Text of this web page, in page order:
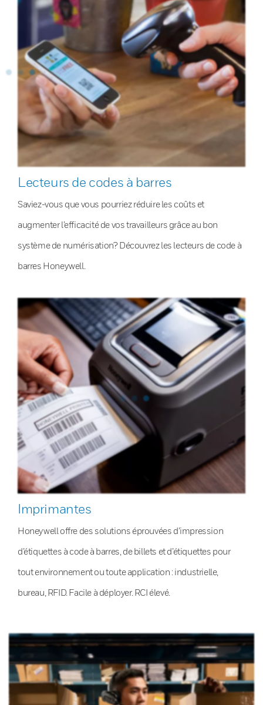
Lecteurs de codes à barres
Saviez-vous que vous pourriez réduire les coûts et
augmenter l’efficacité de vos travailleurs grâce au bon
système de numérisation? Découvrez les lecteurs de code à
barres Honeywell.
Imprimantes
Honeywell offre des solutions éprouvées d’impression
d’étiquettes à code à barres, de billets et d’étiquettes pour
tout environnement ou toute application : industrielle,
bureau, RFID. Facile à déployer. RCI élevé.